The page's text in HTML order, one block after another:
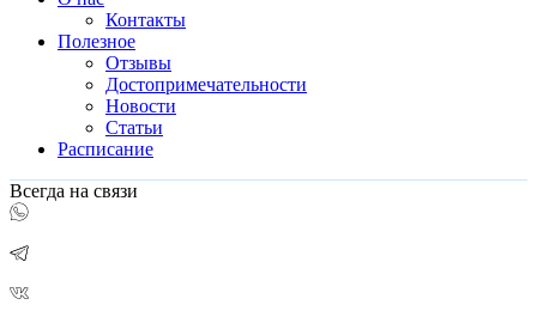
Контакты
Полезное
Отзывы
Достопримечательности
Новости
Статьи
Расписание
Всегда на связи